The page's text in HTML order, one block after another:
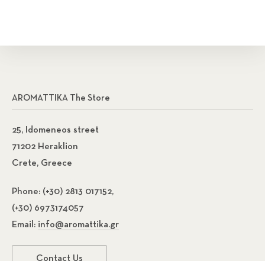
AROMATTIKA The Store
25, Idomeneos street
71202 Heraklion
Crete, Greece
Phone: (+30) 2813 017152,
(+30) 6973174057
Email: info@aromattika.gr
Contact Us